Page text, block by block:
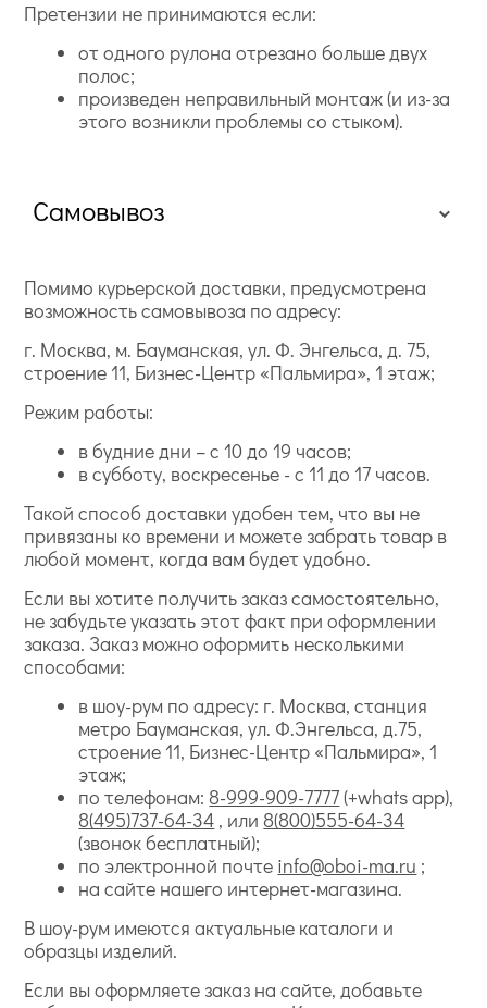
Претензии не принимаются если:
от одного рулона отрезано больше двух
полос;
произведен неправильный монтаж (и из-за
этого возникли проблемы со стыком).
Самовывоз
Помимо курьерской доставки, предусмотрена
возможность самовывоза по адресу:
г. Москва, м. Бауманская, ул. Ф. Энгельса, д. 75,
строение 11, Бизнес-Центр «Пальмира», 1 этаж;
Режим работы:
в будние дни – с 10 до 19 часов;
в субботу, воскресенье - с 11 до 17 часов.
Такой способ доставки удобен тем, что вы не
привязаны ко времени и можете забрать товар в
любой момент, когда вам будет удобно.
Если вы хотите получить заказ самостоятельно,
не забудьте указать этот факт при оформлении
заказа. Заказ можно оформить несколькими
способами:
в шоу-рум по адресу: г. Москва, станция
метро Бауманская, ул. Ф.Энгельса, д.75,
строение 11, Бизнес-Центр «Пальмира», 1
этаж;
по телефонам: 8-999-909-7777(+whats app),
8(495)737-64-34 , или 8(800)555-64-34
(звонок бесплатный);
по электронной почте info@oboi-ma.ru ;
на сайте нашего интернет-магазина.
В шоу-рум имеются актуальные каталоги и
образцы изделий.
Если вы оформляете заказ на сайте, добавьте